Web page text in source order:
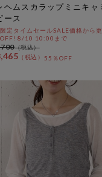
ヘムスカラップミニキャ
ース
定タイムセールSALE価格から
8/10 10:00まで
55％OFF